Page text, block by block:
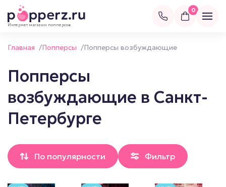
Интернет магазин попперсов
0
Главная /Попперсы /Попперсы возбуждающие
Попперсы
возбуждающие в Санкт-
Петербурге
По популярности Фильтр